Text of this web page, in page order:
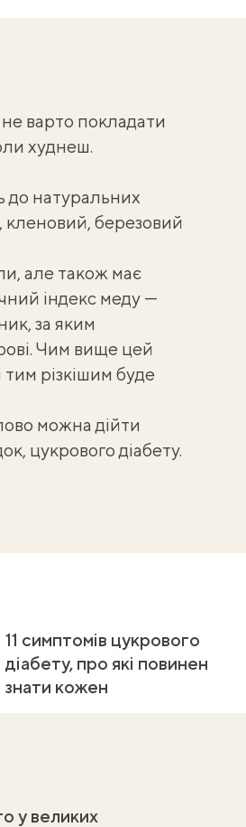
варто покладати
худнеш.
до натуральних
кленовий, березовий
але також має
індекс меду —
за яким
Чим вище цей
різкішим буде
можна дійти
цукрового діабету.
11 симптомів цукрового
діабету, про які повинен
знати кожен
у великих